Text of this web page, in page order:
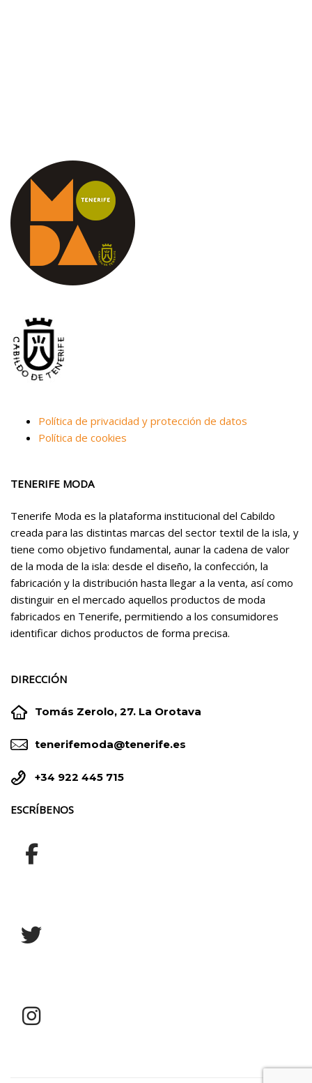
Política de privacidad y protección de datos
Política de cookies
TENERIFE MODA
Tenerife Moda es la plataforma institucional del Cabildo
creada para las distintas marcas del sector textil de la isla, y
tiene como objetivo fundamental, aunar la cadena de valor
de la moda de la isla: desde el diseño, la confección, la
fabricación y la distribución hasta llegar a la venta, así como
distinguir en el mercado aquellos productos de moda
fabricados en Tenerife, permitiendo a los consumidores
identificar dichos productos de forma precisa.
DIRECCIÓN

 Tomás Zerolo, 27. La Orotava

 tenerifemoda@tenerife.es

 +34 922 445 715
ESCRÍBENOS